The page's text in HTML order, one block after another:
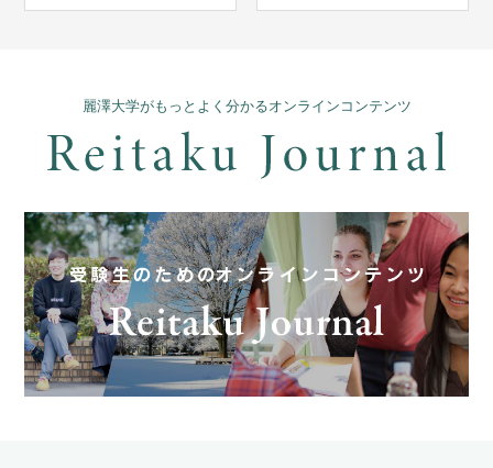
麗澤大学がもっとよく分かるオンラインコンテンツ